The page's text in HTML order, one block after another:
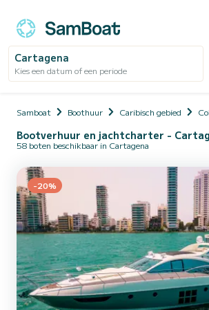
Cartagena
Kies een datum of een periode
Samboat Boothuur Caribisch gebied
Bootverhuur en jachtcharter -
58 boten beschikbaar in Cartagena
-20%